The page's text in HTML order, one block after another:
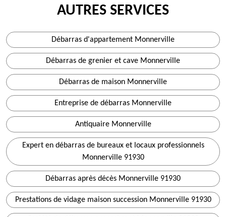
AUTRES SERVICES
Débarras d'appartement Monnerville
Débarras de grenier et cave Monnerville
Débarras de maison Monnerville
Entreprise de débarras Monnerville
Antiquaire Monnerville
Expert en débarras de bureaux et locaux professionnels
Monnerville 91930
Débarras après décès Monnerville 91930
Prestations de vidage maison succession Monnerville 91930